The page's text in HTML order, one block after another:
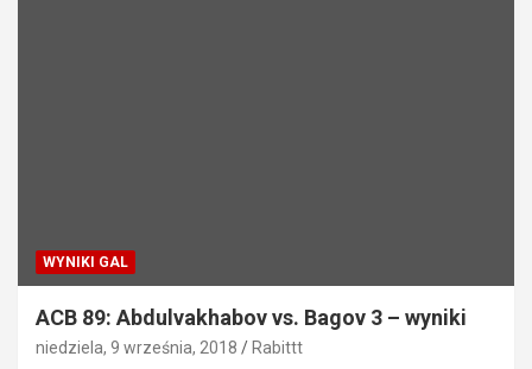
WYNIKI GAL
ACB 89: Abdulvakhabov vs. Bagov 3 – wyniki
niedziela, 9 września, 2018 Rabittt